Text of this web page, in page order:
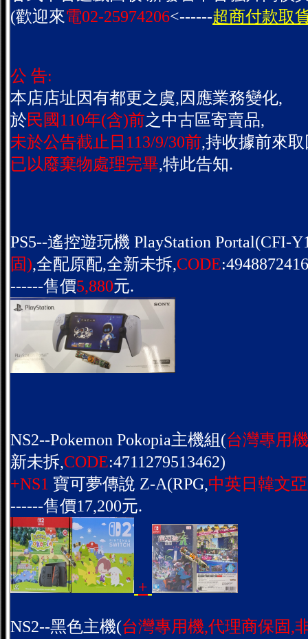
(歡迎來電02-25974206<------超商付款取
公 告:
本店店址因有都更之虞,因應業務變化,
於民國110年(含)前之中古區寄賣品,
未於公告截止日113/9/30前,持收據前來
已以廢棄物處理完畢,特此告知.
PS5--遙控遊玩機 PlayStation Portal(CFI-
固),全配原配,全新未拆,CODE
------售價5,880元.
NS2--Pokemon Pokopia主機組(台灣專用
新未拆,CODE:4711279513462)
+NS1 寶可夢傳說 Z-A(RPG,中英日韓文
------售價17,200元.
+
NS2--黑色主機(台灣專用機,代理商保固,